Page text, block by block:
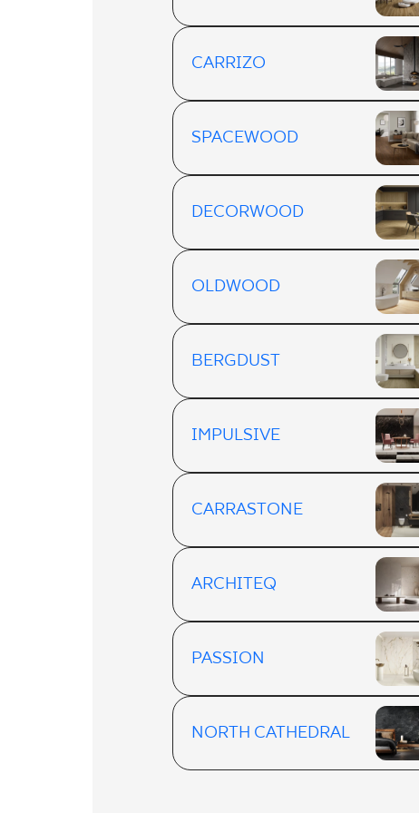
CARRIZO
SPACEWOOD
DECORWOOD
OLDWOOD
BERGDUST
IMPULSIVE
CARRASTONE
ARCHITEQ
PASSION
NORTH CATHEDRAL